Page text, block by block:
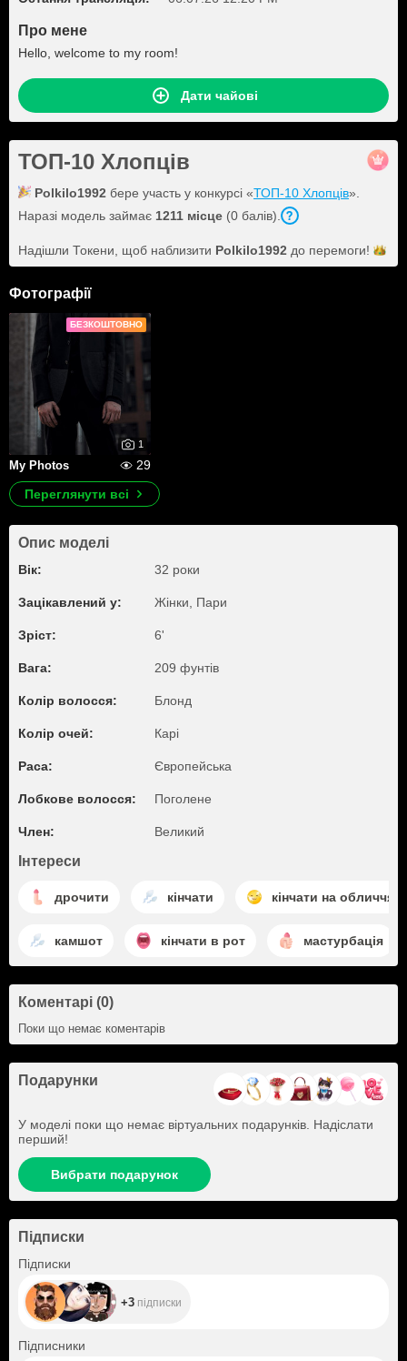
Про мене
Hello, welcome to my room!
Дати чайові
ТОП-10 Хлопців
Polkilo1992 бере участь у конкурсі «ТОП-10 Хлопців».
Наразі модель займає 1211 місце (0 балів).
Надішли Токени, щоб наблизити Polkilo1992 до перемоги!
Фотографії
БЕЗКОШТОВНО
1
My Photos
29
Переглянути всі
Опис моделі
Вік: 32 роки
Зацікавлений у: Жiнки, Пари
Зріст: 6'
Вага: 209 фунтів
Колір волосся: Блонд
Колір очей: Карі
Раса: Європейська
Лобкове волосся: Поголене
Член: Великий
Інтереси
дрочити кінчати кінчати на обличчя
камшот кінчати в рот мастурбація
Коментарі (0)
Поки що немає коментарів
Подарунки
У моделі поки що немає віртуальних подарунків. Надіслати
перший!
Вибрати подарунок
Підписки
Підписки
+3 підписки
Підписники